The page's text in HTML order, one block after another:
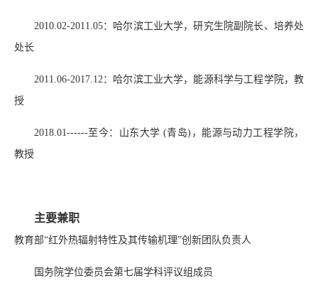
2010.02-2011.05：哈尔滨工业大学，研究生院副院长、培养处
处长
2011.06-2017.12：哈尔滨工业大学，能源科学与工程学院，教
授
2018.01------至今：山东大学 (青岛)，能源与动力工程学院，
教授
主要兼职
教育部“红外热辐射特性及其传输机理”创新团队负责人
国务院学位委员会第七届学科评议组成员